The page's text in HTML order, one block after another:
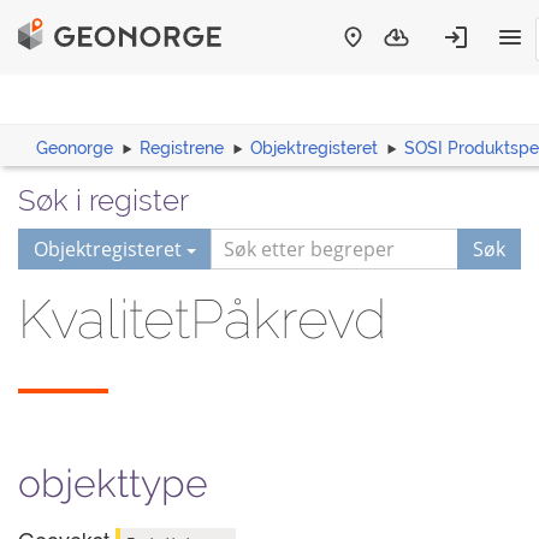
Geonorge Registrene Objektregisteret SOSI
Søk i register
Objektregisteret Søk
KvalitetPåkrevd
objekttype